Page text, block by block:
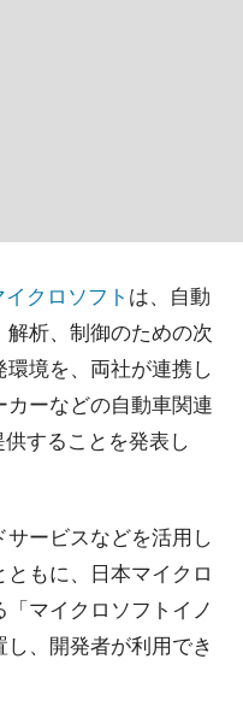
イクロソフト は、自動
析、制御のための次
境を、両社が連携し
ーなどの自動車関連
することを発表し
ービスなどを活用し
もに、日本マイクロ
マイクロソフトイノ
、開発者が利用でき